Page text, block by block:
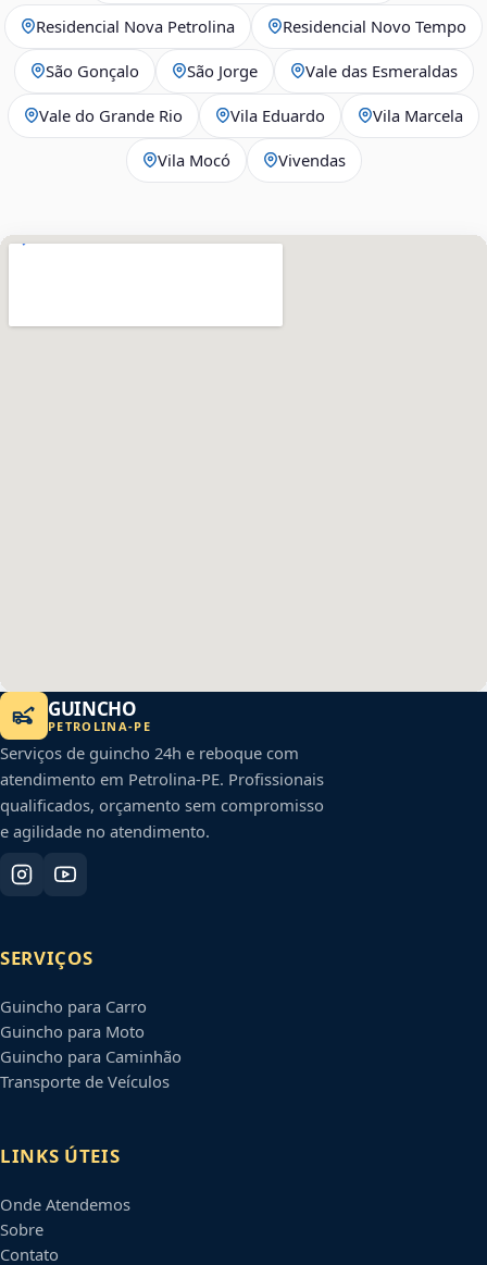
Residencial Nova Petrolina Residencial Novo Tempo
São Gonçalo São Jorge Vale das Esmeraldas
Vale do Grande Rio Vila Eduardo Vila Marcela
Vila Mocó Vivendas
GUINCHO
PETROLINA-PE
Serviços de guincho 24h e reboque com
atendimento em Petrolina-PE. Profissionais
qualificados, orçamento sem compromisso
e agilidade no atendimento.
SERVIÇOS
Guincho para Carro
Guincho para Moto
Guincho para Caminhão
Transporte de Veículos
LINKS ÚTEIS
Onde Atendemos
Sobre
Contato